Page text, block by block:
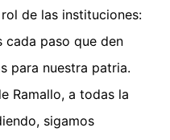
de las instituciones:
cada paso que den
para nuestra patria.
Ramallo, a todas la
sigamos